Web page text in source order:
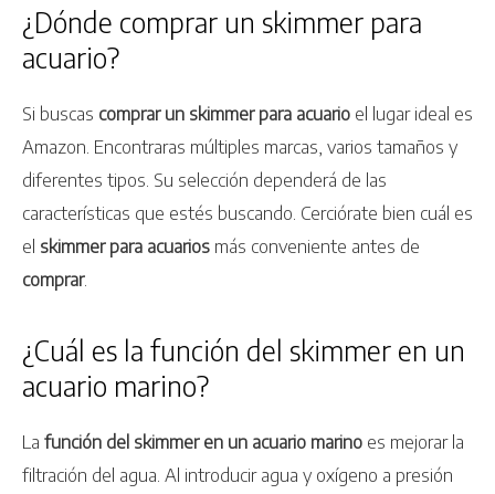
¿Dónde comprar un skimmer para
acuario?
Si buscas comprar un skimmer para acuario el lugar ideal es
Amazon. Encontraras múltiples marcas, varios tamaños y
diferentes tipos. Su selección dependerá de las
características que estés buscando. Cerciórate bien cuál es
el skimmer para acuarios más conveniente antes de
comprar.
¿Cuál es la función del skimmer en un
acuario marino?
La función del skimmer en un acuario marino es mejorar la
filtración del agua. Al introducir agua y oxígeno a presión